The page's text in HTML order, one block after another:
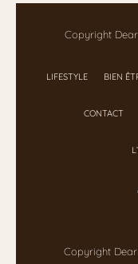
Copyright
LIFESTYLE BIEN
CONTACT
Copyright